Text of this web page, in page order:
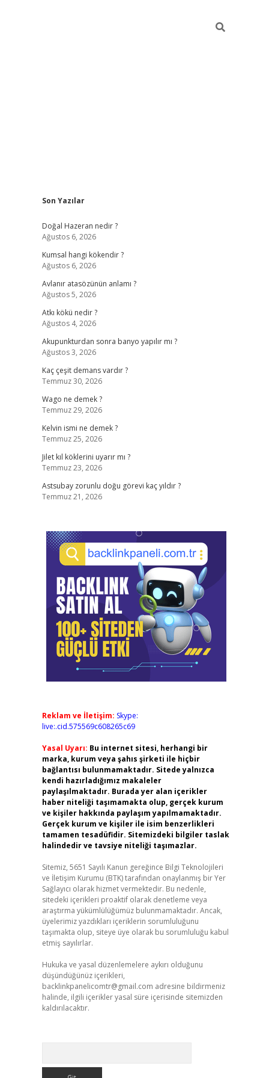
Sidebar
Son Yazılar
Doğal Hazeran nedir ?
Ağustos 6, 2026
Kumsal hangi kökendir ?
Ağustos 6, 2026
Avlanır atasözünün anlamı ?
Ağustos 5, 2026
Atkı kökü nedir ?
Ağustos 4, 2026
Akupunkturdan sonra banyo yapılır mı ?
Ağustos 3, 2026
Kaç çeşit demans vardır ?
Temmuz 30, 2026
Wago ne demek ?
Temmuz 29, 2026
Kelvin ismi ne demek ?
Temmuz 25, 2026
Jilet kıl köklerini uyarır mı ?
Temmuz 23, 2026
Astsubay zorunlu doğu görevi kaç yıldır ?
Temmuz 21, 2026
Reklam ve İletişim: Skype:
live:.cid.575569c608265c69
Yasal Uyarı: Bu internet sitesi, herhangi bir
marka, kurum veya şahıs şirketi ile hiçbir
bağlantısı bulunmamaktadır. Sitede yalnızca
kendi hazırladığımız makaleler
paylaşılmaktadır. Burada yer alan içerikler
haber niteliği taşımamakta olup, gerçek kurum
ve kişiler hakkında paylaşım yapılmamaktadır.
Gerçek kurum ve kişiler ile isim benzerlikleri
tamamen tesadüfidir. Sitemizdeki bilgiler taslak
halindedir ve tavsiye niteliği taşımazlar.
Sitemiz, 5651 Sayılı Kanun gereğince Bilgi Teknolojileri
ve İletişim Kurumu (BTK) tarafından onaylanmış bir Yer
Sağlayıcı olarak hizmet vermektedir. Bu nedenle,
sitedeki içerikleri proaktif olarak denetleme veya
araştırma yükümlülüğümüz bulunmamaktadır. Ancak,
üyelerimiz yazdıkları içeriklerin sorumluluğunu
taşımakta olup, siteye üye olarak bu sorumluluğu kabul
etmiş sayılırlar.
Hukuka ve yasal düzenlemelere aykırı olduğunu
düşündüğünüz içerikleri,
backlinkpanelicomtr@gmail.com adresine bildirmeniz
halinde, ilgili içerikler yasal süre içerisinde sitemizden
kaldırılacaktır.